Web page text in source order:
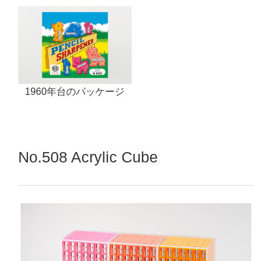
1960年台のパッケージ
No.508 Acrylic Cube